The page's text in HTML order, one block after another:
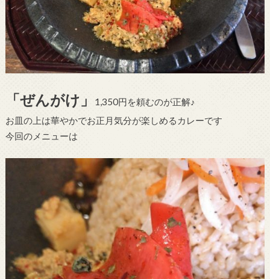
「ぜんがけ」
1,350円を頼むのが正解♪
お皿の上は華やかでお正月気分が楽しめるカレーです
今回のメニューは